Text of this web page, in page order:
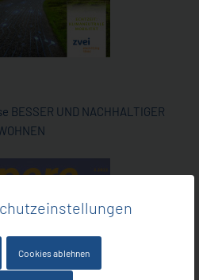
Cookies ablehnen
BESSER UND NACHHALTIGER